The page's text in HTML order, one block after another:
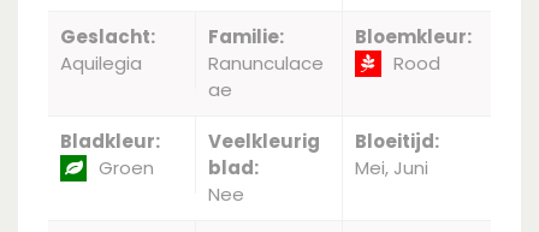
Geslacht:
Aquilegia
Familie:
Ranunculace
ae
Bloemkleur:
Rood
Bladkleur:
Groen
Veelkleurig
blad:
Nee
Bloeitijd:
Mei, Juni